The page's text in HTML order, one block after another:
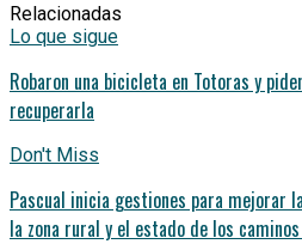
Relacionadas
Lo que sigue
Robaron una bicicleta en Totoras y
recuperarla
Don't Miss
Pascual inicia gestiones para mejorar
la zona rural y el estado de los